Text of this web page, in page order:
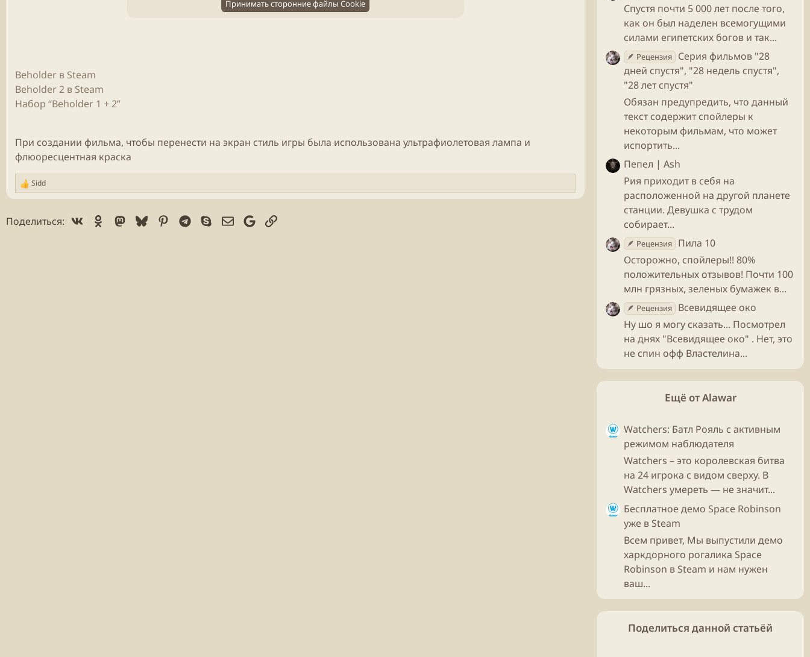
Принимать сторонние файлы Cookie
Beholder в Steam
Beholder 2 в Steam
Набор “Beholder 1 + 2”
При создании фильма, чтобы перенести на экран стиль игры была использована ультрафиолетовая лампа и
флюоресцентная краска
Р
е
к
Sidd
Поделиться: Vk Ok Mastodon
BlueskyPinterest
Telegram
SkypeЭлектронная почта
GoogleСсылка
Спустя почти 5 000 лет после того,
как он был наделен всемогущими
силами египетских богов и так...
🪶 Рецензия
Серия фильмов "28
дней спустя", "28 недель спустя",
"28 лет спустя"
Обязан предупредить, что данный
текст содержит спойлеры к
некоторым фильмам, что может
испортить...
Пепел | Ash
Рия приходит в себя на
расположенной на другой планете
станции. Девушка с трудом
собирает...
🪶 Рецензия
Пила 10
Осторожно, спойлеры!! 80%
положительных отзывов! Почти 100
млн грязных, зеленых бумажек в...
🪶 Рецензия
Всевидящее око
Ну шо я могу сказать... Посмотрел
на днях "Всевидящее око" . Нет, это
не спин офф Властелина...
Ещё от Alawar
Watchers: Батл Рояль с активным
режимом наблюдателя
Watchers – это королевская битва
на 24 игрока с видом сверху. В
Watchers умереть — не значит...
Бесплатное демо Space Robinson
уже в Steam
Всем привет, Мы выпустили демо
харкдорного рогалика Space
Robinson в Steam и нам нужен
ваш...
Поделиться данной статьёй